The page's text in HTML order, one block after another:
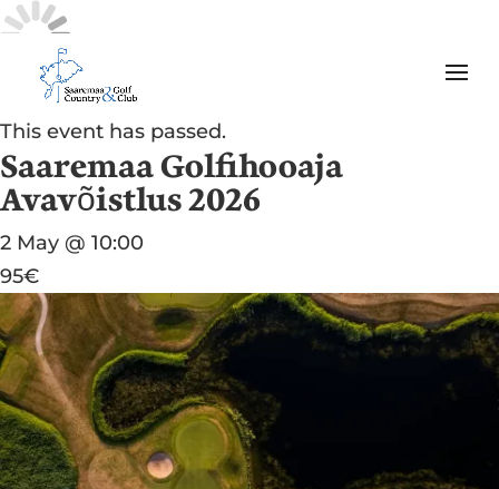
« All Events
This event has passed.
Saaremaa Golfihooaja
Avavõistlus 2026
2 May @ 10:00
95€